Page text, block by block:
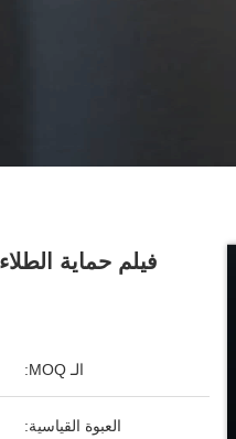
الـ MOQ:
العبوة القياسية: